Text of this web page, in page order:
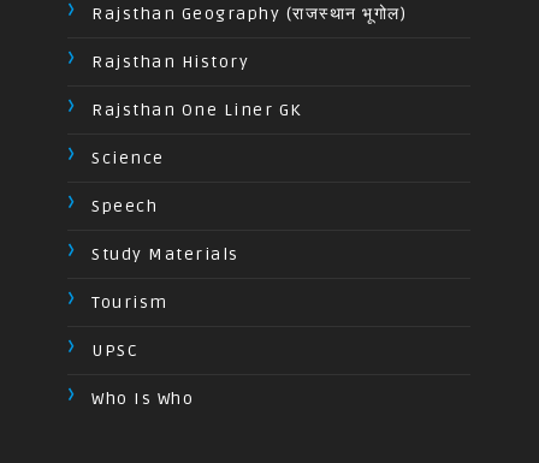
Rajsthan Geography (राजस्थान भूगोल)
Rajsthan History
Rajsthan One Liner GK
Science
Speech
Study Materials
Tourism
UPSC
Who Is Who